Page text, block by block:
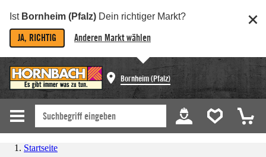
Ist Bornheim (Pfalz) Dein richtiger Markt?
JA, RICHTIG Anderen Markt wählen
Bornheim (Pfalz)
Startseite